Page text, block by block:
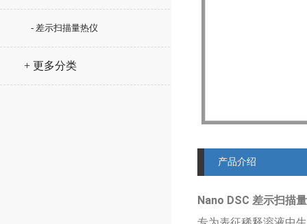
- 差示扫描量热仪
+ 更多分类
产品介绍
Nano DSC 差示扫描